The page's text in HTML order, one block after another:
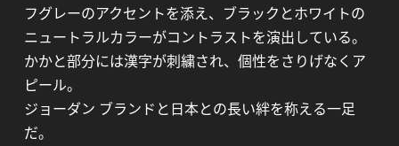
フグレーのアクセントを添え、ブラックとホワイトの
ニュートラルカラーがコントラストを演出している。
かかと部分には漢字が刺繍され、個性をさりげなくア
ピール。
ジョーダン ブランドと日本との長い絆を称える一足
だ。